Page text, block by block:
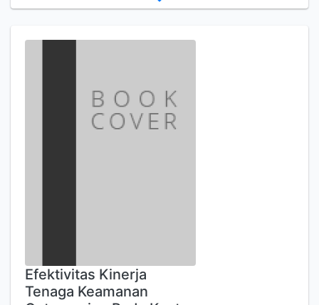
Efektivitas Kinerja
Tenaga Keamanan